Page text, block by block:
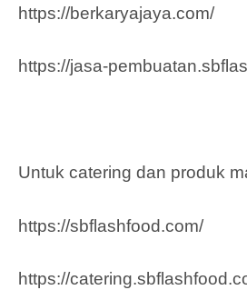
https://berkaryajaya.com/
https://jasa-
Untuk catering dan produk
https://sbflashfood.com/
https://